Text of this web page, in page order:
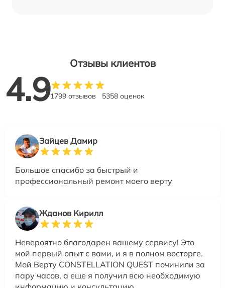
Отзывы клиентов
4.91799 отзывов 5358 оценок
Зайцев Дамир
Большое спасибо за быстрый и
профессиональный ремонт моего верту
Жданов Кирилл
Невероятно благодарен вашему сервису! Это
мой первый опыт с вами, и я в полном восторге.
Мой Верту CONSTELLATION QUEST починили за
пару часов, а еще я получил всю необходимую